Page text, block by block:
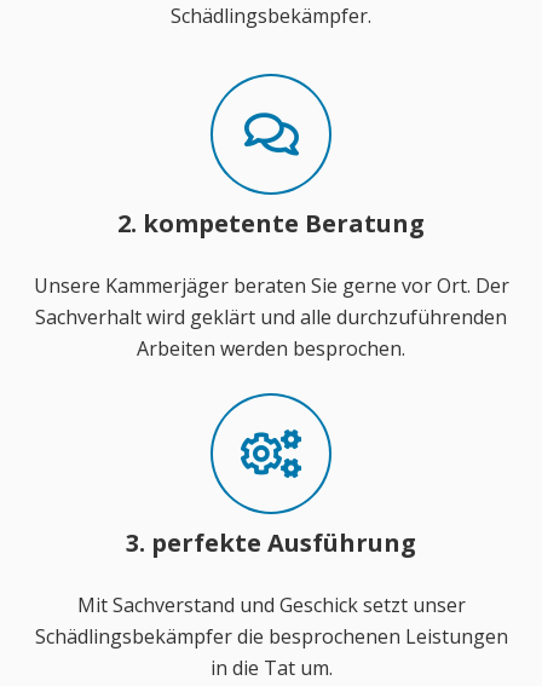
Schädlingsbekämpfer.
2. kompetente Beratung
Unsere Kammerjäger beraten Sie gerne vor Ort. Der
Sachverhalt wird geklärt und alle durchzuführenden
Arbeiten werden besprochen.
3. perfekte Ausführung
Mit Sachverstand und Geschick setzt unser
Schädlingsbekämpfer die besprochenen Leistungen
in die Tat um.